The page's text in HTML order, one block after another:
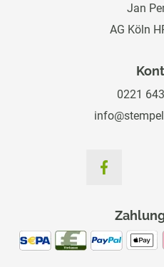
Jan
AG Köln
0221